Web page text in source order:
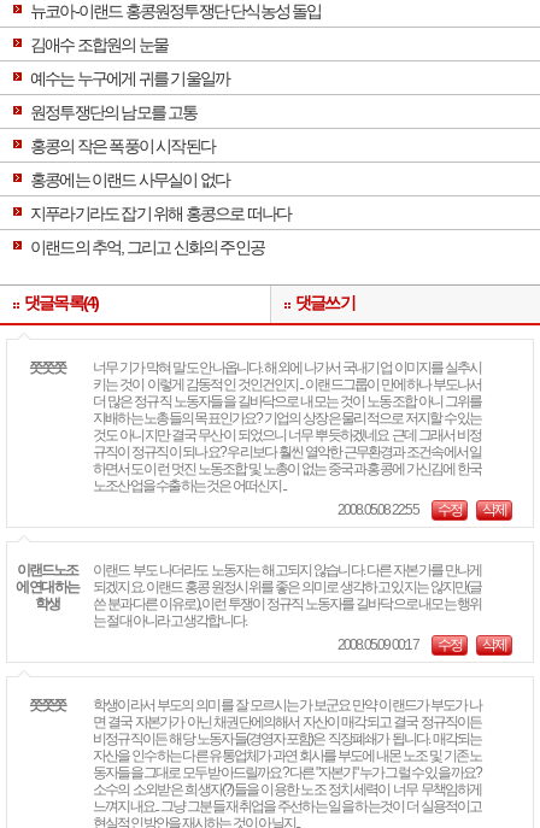
뉴코아-이랜드 홍콩원정투쟁단 단식농성 돌입
김애수 조합원의 눈물
예수는 누구에게 귀를 기울일까
원정투쟁단의 남모를 고통
홍콩의 작은 폭풍이 시작된다
홍콩에는 이랜드 사무실이 없다
지푸라기라도 잡기 위해 홍콩으로 떠나다
이랜드의 추억, 그리고 신화의 주인공
댓글목록(4) 댓글쓰기
쯧쯧쯧
너무 기가 막혀 말도 안나옵니다. 해외에 나가서 국내기업 이미지를 실추시
키는 것이 이렇게 감동적인 것인건인지... 이랜드그룹이 만에하나 부도나서
더 많은 정규직 노동자들을 길바닥으로 내모는 것이 노동조합 아니 그위를
지배하는 노총들의 목표인가요? 기업의 상장은 물리적으로 저지할 수 있는
것도 아니지만 결국 무산이 되었으니 너무 뿌듯하겠네요 근데 그래서 비정
규직이 정규직이 되나요? 우리보다 훨씬 열악한 근무환경과 조건속에서 일
하면서도 이런 멋진 노동조합 및 노총이 없는 중국과 홍콩에 가신김에 한국
노조산업을 수출하는 것은 어떠신지...
2008.05.08 22:55
수정 삭제
이랜드노조
에 연대하는
학생
이랜드 부도 나더라도 노동자는 해고되지 않습니다. 다른 자본가를 만나게
되겠지요. 이랜드 홍콩 원정시위를 좋은 의미로 생각하고 있지는 않지만(글
쓴 분과 다른 이유로), 이런 투쟁이 정규직 노동자를 길바닥으로 내모는 행위
는 절대 아니라고 생각합니다.
2008.05.09 00:17
수정 삭제
쯧쯧쯧
학생이라서 부도의 의미를 잘 모르시는가 보군요 만약 이랜드가 부도가 나
면 결국 자본가가 아닌 채권단에의해서 자산이 매각되고 결국 정규직이든
비정규직이든 해당 노동자들(경영자포함)은 직장폐쇄가 됩니다. 매각되는
자산을 인수하는 다른 유통업체가 과연 회사를 부도에 내몬 노조 및 기존 노
동자들을 그대로 모두 받아드릴까요? 다른 "자본가" 누가 그럴 수 있을 까요?
소수의 소외받은 희생자(?)들을 이용한 노조 정치세력이 너무 무책임하게
느껴지내요... 그냥 그분들 재취업을 주선하는 일을 하는것이 더 실용적이고
현실적인 방안을 재시하는 것이 아닐지...